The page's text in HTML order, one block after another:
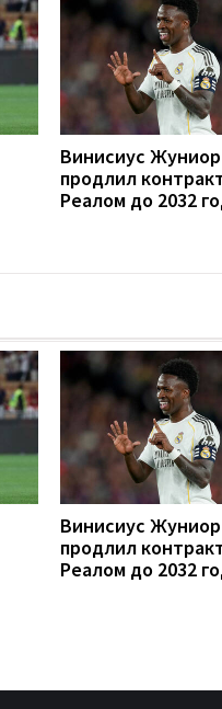
Винисиус Жуниор
продлил
Реалом до 2032
Винисиус Жуниор
продлил
Реалом до 2032